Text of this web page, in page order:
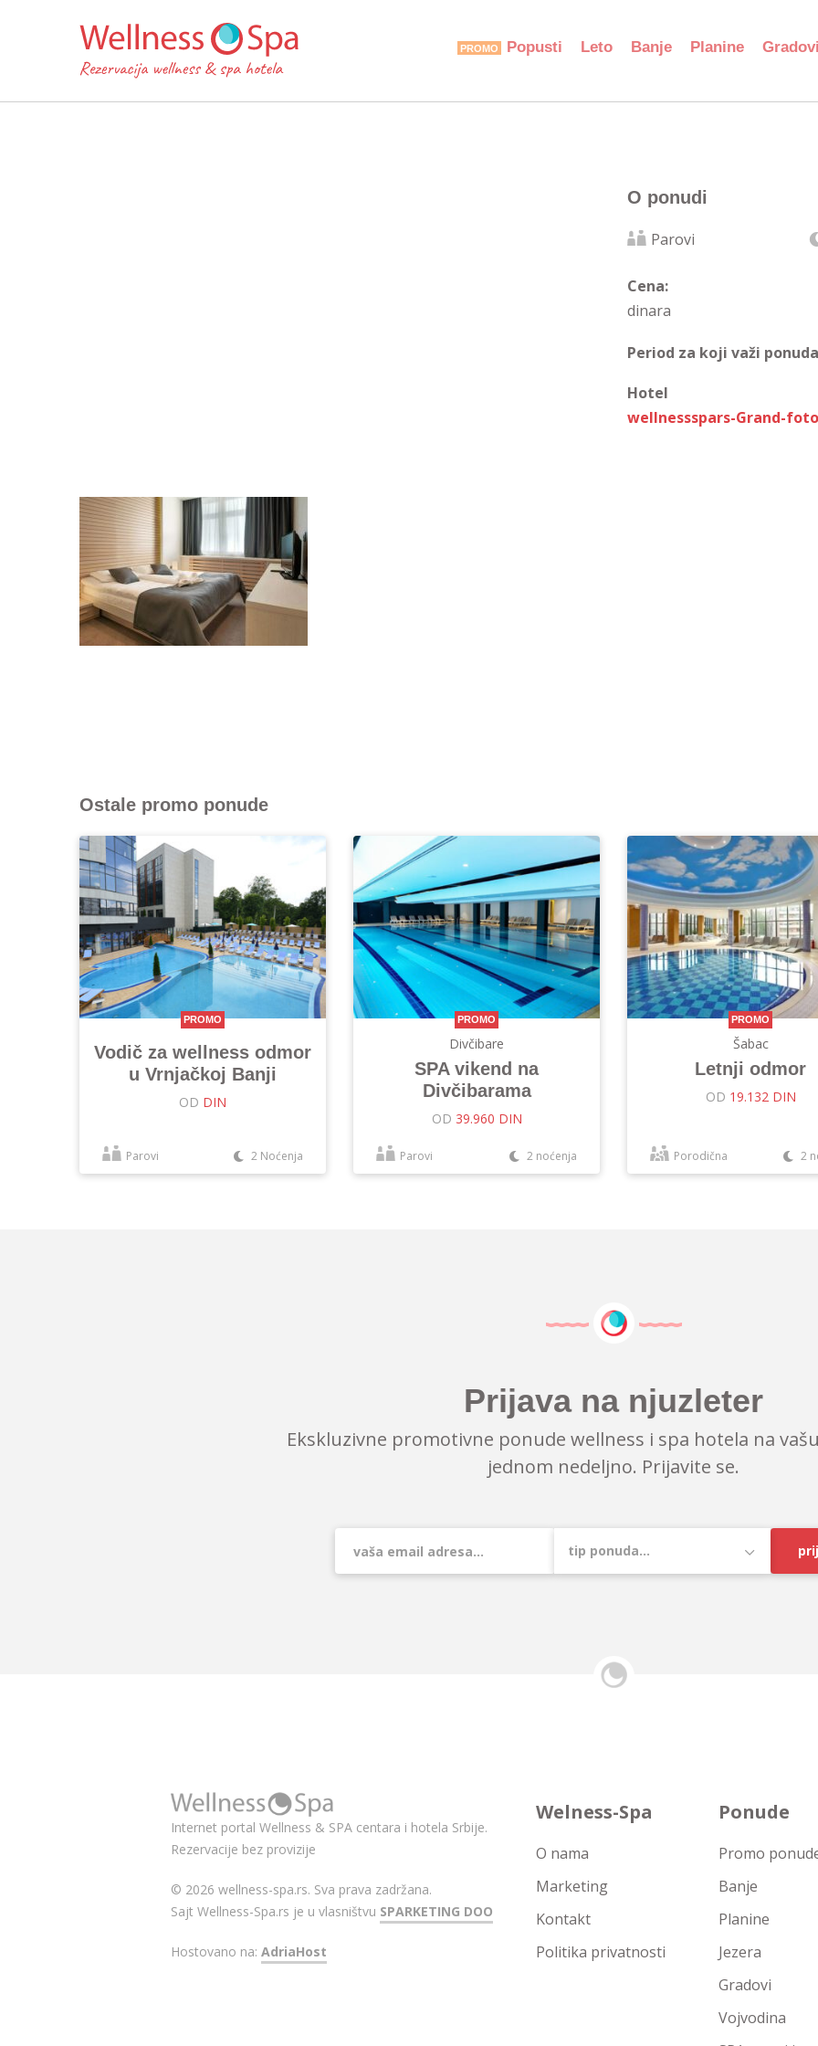
Popusti Leto Banje Planine
O ponudi
Parovi
Cena:
dinara
Period za koji važi
Hotel
wellnessspars-Grand-
Ostale promo ponude
PROMO
Vodič za wellness odmor
u Vrnjačkoj Banji
OD DIN
Parovi 2 Noćenja
PROMO
Divčibare
SPA vikend na
Divčibarama
OD 39.960 DIN
Parovi 2 noćenja
PROMO
Šabac
Letnji odmor
OD 19.132 DIN
Porodična 2
Prijava na njuzleter
Ekskluzivne promotivne ponude wellness i spa hotela na
jednom nedeljno. Prijavite se.
Internet portal Wellness & SPA centara i hotela Srbije.
Rezervacije bez provizije
© 2026 wellness-spa.rs. Sva prava zadržana.
Sajt Wellness-Spa.rs je u vlasništvu SPARKETING DOO
Hostovano na: AdriaHost
Welness-Spa
O nama
Marketing
Kontakt
Politika privatnosti
Ponude
Promo
Banje
Planine
Jezera
Gradovi
Vojvodina